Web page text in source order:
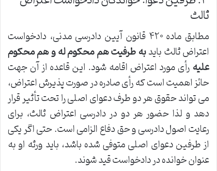
ثالث
مطابق ماده ۴۲۰ قانون آیین دادرسی مدنی، دادخواست
اعتراض ثالث بایدبه طرفیت هم محکوم له و هم محکوم
علیه رأی مورد اعتراض اقامه شود. این قاعده از آن جهت
حائز اهمیت است که رأی صادره در صورت پذیرش اعتراض،
می تواند حقوق هر دو طرف دعوای اصلی را تحت تأثیر قرار
دهد و لذا حضور هر دو در دادرسی اعتراض ثالث، برای
رعایت اصول دادرسی و حق دفاع الزامی است. حتی اگر یکی
از طرفین دعوای اصلی متوفی شده باشد، باید ورثه او به
عنوان خوانده در دادخواست قید شوند.